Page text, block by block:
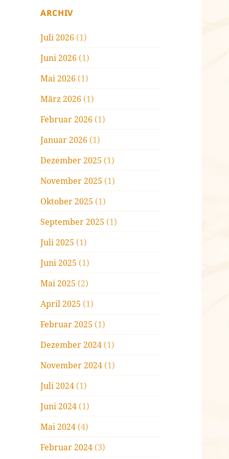
ARCHIV
Juli 2026 (1)
Juni 2026 (1)
Mai 2026 (1)
März 2026 (1)
Februar 2026 (1)
Januar 2026 (1)
Dezember 2025 (1)
November 2025 (1)
Oktober 2025 (1)
September 2025 (1)
Juli 2025 (1)
Juni 2025 (1)
Mai 2025 (2)
April 2025 (1)
Februar 2025 (1)
Dezember 2024 (1)
November 2024 (1)
Juli 2024 (1)
Juni 2024 (1)
Mai 2024 (4)
Februar 2024 (3)